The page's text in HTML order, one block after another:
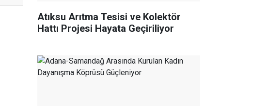
Atıksu Arıtma Tesisi ve Kolektör
Hattı Projesi Hayata Geçiriliyor